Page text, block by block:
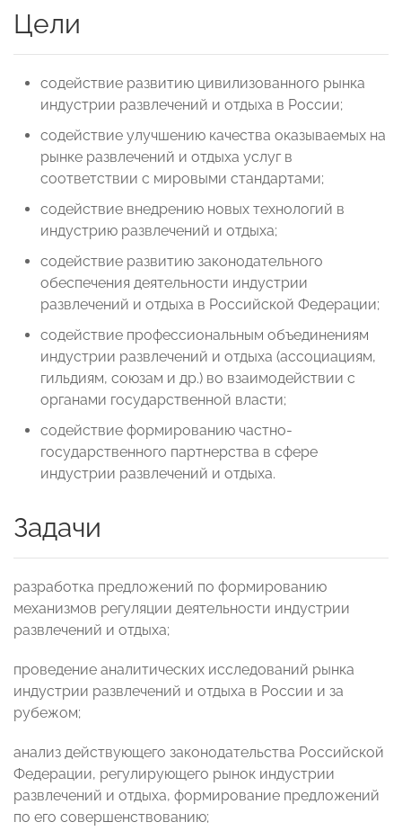
Цели
содействие развитию цивилизованного рынка
индустрии развлечений и отдыха в России;
содействие улучшению качества оказываемых на
рынке развлечений и отдыха услуг в
соответствии с мировыми стандартами;
содействие внедрению новых технологий в
индустрию развлечений и отдыха;
содействие развитию законодательного
обеспечения деятельности индустрии
развлечений и отдыха в Российской Федерации;
содействие профессиональным объединениям
индустрии развлечений и отдыха (ассоциациям,
гильдиям, союзам и др.) во взаимодействии с
органами государственной власти;
содействие формированию частно-
государственного партнерства в сфере
индустрии развлечений и отдыха.
Задачи
разработка предложений по формированию
механизмов регуляции деятельности индустрии
развлечений и отдыха;
проведение аналитических исследований рынка
индустрии развлечений и отдыха в России и за
рубежом;
анализ действующего законодательства Российской
Федерации, регулирующего рынок индустрии
развлечений и отдыха, формирование предложений
по его совершенствованию;